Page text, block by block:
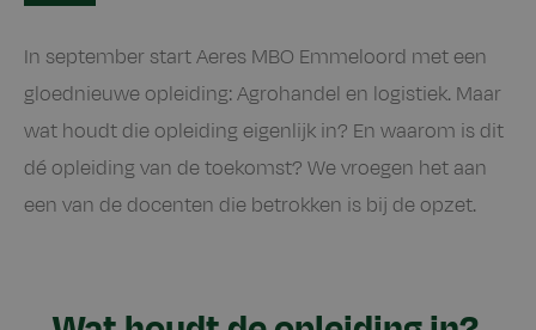
In september start Aeres MBO Emmeloord met een
gloednieuwe opleiding: Agrohandel en logistiek. Maar
wat houdt die opleiding eigenlijk in? En waarom is dit
dé opleiding van de toekomst? We vroegen het aan
een van de docenten die betrokken is bij de opzet.